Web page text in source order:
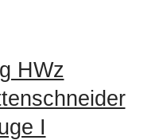
HWz
I